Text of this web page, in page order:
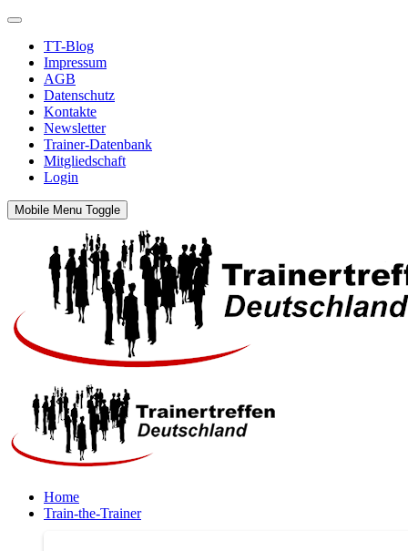
TT-Blog
Impressum
AGB
Datenschutz
Kontakte
Newsletter
Trainer-Datenbank
Mitgliedschaft
Login
Mobile Menu Toggle
Home
Train-the-Trainer